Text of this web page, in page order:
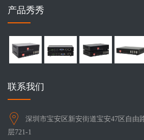
产品秀秀
联系我们
深圳市宝安区新安街道宝安47区自由
层721-1